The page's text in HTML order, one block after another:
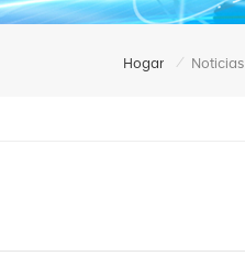
Hogar / Noticias